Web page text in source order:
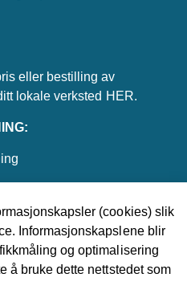
eller bestilling av
lokale verksted HER.
(cookies) slik
Informasjonskapslene blir
og optimalisering
å bruke dette nettstedet som